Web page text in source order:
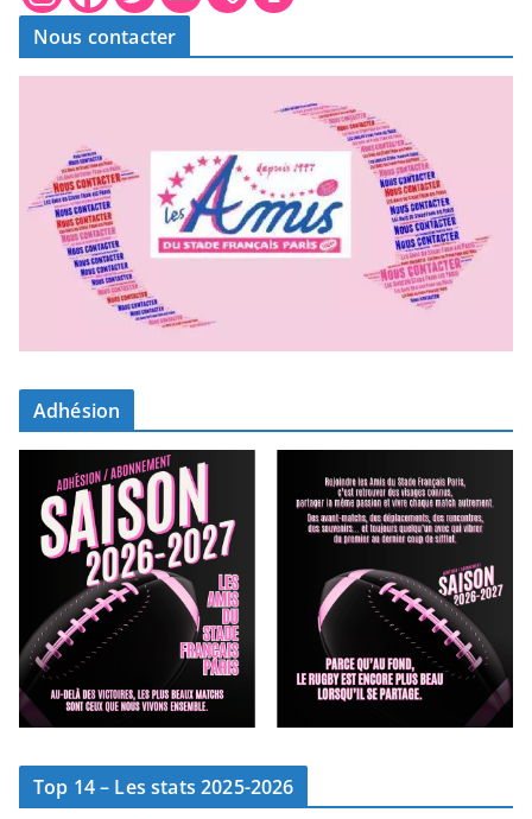
Nous contacter
Adhésion
Top 14 – Les stats 2025-2026